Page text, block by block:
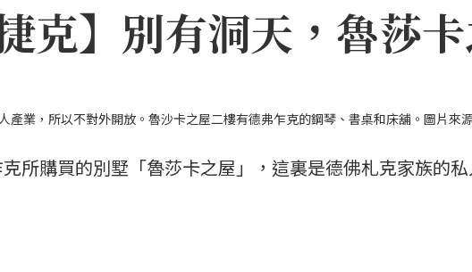
克】別有洞天，魯莎
產業，所以不對外開放。魯沙卡之屋二樓有德弗乍克的鋼琴、書桌和床舖。圖片來
所購買的別墅「魯莎卡之屋」，這裏是德佛札克家族的